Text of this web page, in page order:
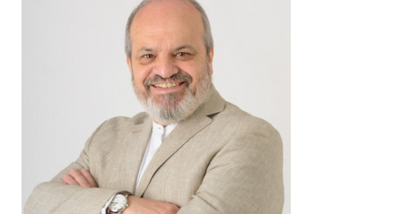
*
Guarda mi nombre, correo electrónico y web en
este navegador para la próxima vez que
comente.
Este sitio esta protegido por
reCAPTCHA y laPolítica de